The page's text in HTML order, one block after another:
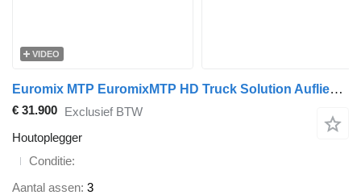
VIDEO
Euromix MTP EuromixMTP HD Truck Solution Auflieger für den Transport von Hol
€ 31.900 Exclusief BTW
Houtoplegger
Conditie
Aantal assen 3